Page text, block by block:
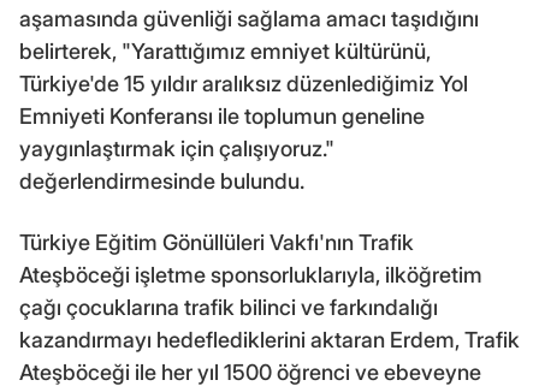
aşamasında güvenliği sağlama amacı taşıdığını
belirterek, "Yarattığımız emniyet kültürünü,
Türkiye'de 15 yıldır aralıksız düzenlediğimiz Yol
Emniyeti Konferansı ile toplumun geneline
yaygınlaştırmak için çalışıyoruz."
değerlendirmesinde bulundu.
Türkiye Eğitim Gönüllüleri Vakfı'nın Trafik
Ateşböceği işletme sponsorluklarıyla, ilköğretim
çağı çocuklarına trafik bilinci ve farkındalığı
kazandırmayı hedeflediklerini aktaran Erdem, Trafik
Ateşböceği ile her yıl 1500 öğrenci ve ebeveyne